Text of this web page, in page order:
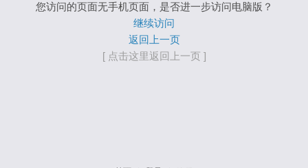
您访问的页面无手机页面，是否进一步访问电脑版？
继续访问
返回上一页
[ 点击这里返回上一页 ]